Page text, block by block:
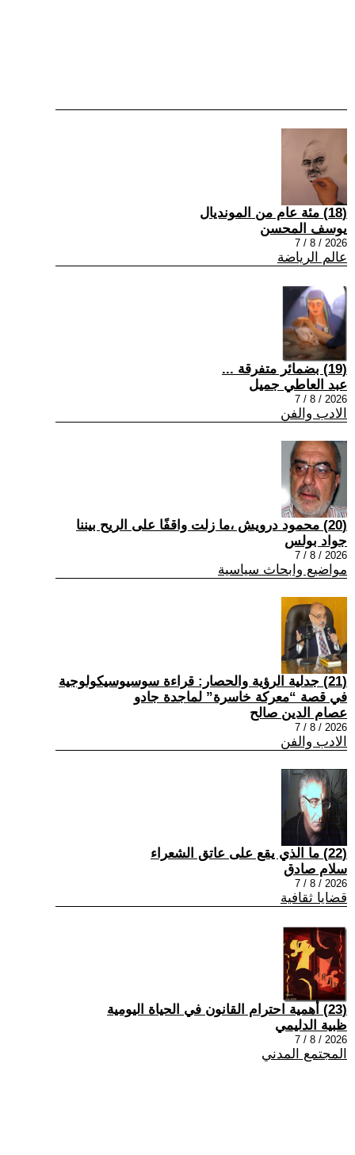
(18) مئة عام من المونديال
يوسف المحسن
2026 / 8 / 7
عالم الرياضة
(19) بضمائر متفرقة ...
عبد العاطي جميل
2026 / 8 / 7
الادب والفن
(20) محمود درويش ،ما زلت واقفًا على الريح بيننا
جواد بولس
2026 / 8 / 7
مواضيع وابحاث سياسية
(21) جدلية الرؤية والحصار: قراءة سوسيوسيكولوجية
في قصة “معركة خاسرة” لماجدة جادو
عصام الدين صالح
2026 / 8 / 7
الادب والفن
(22) ما الذي يقع على عاتق الشعراء
سلام صادق
2026 / 8 / 7
قضايا ثقافية
(23) أهمية احترام القانون في الحياة اليومية
ظبية الدليمي
2026 / 8 / 7
المجتمع المدني